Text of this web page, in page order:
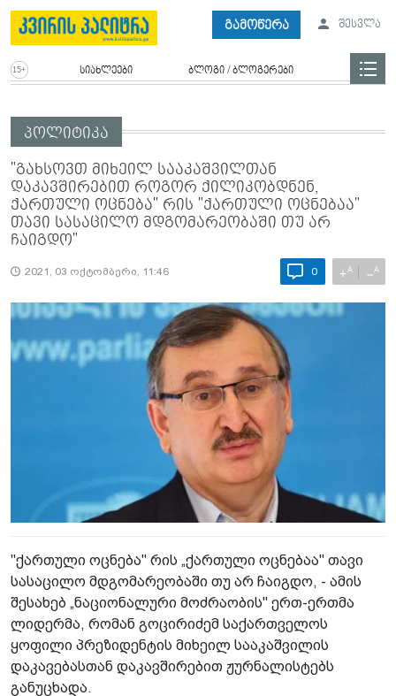
გამოწერა შესვლა
სიახლეები ბლოგი / ბლოგერები
პოლიტიკა
"გახსოვთ მიხეილ სააკაშვილთან
დაკავშირებით როგორ ქილიკობდნენ,
ქართული ოცნება" რის "ქართული ოცნებაა"
თავი სასაცილო მდგომარეობაში თუ არ
ჩაიგდო"
2021, 03 ოქტომბერი, 11:46 0 +A −A
"ქართული ოცნება" რის „ქართული ოცნებაა" თავი
სასაცილო მდგომარეობაში თუ არ ჩაიგდო, - ამის
შესახებ „ნაციონალური მოძრაობის" ერთ-ერთმა
ლიდერმა, რომან გოცირიძემ საქართველოს
ყოფილი პრეზიდენტის მიხეილ სააკაშვილის
დაკავებასთან დაკავშირებით ჟურნალისტებს
განუცხადა.